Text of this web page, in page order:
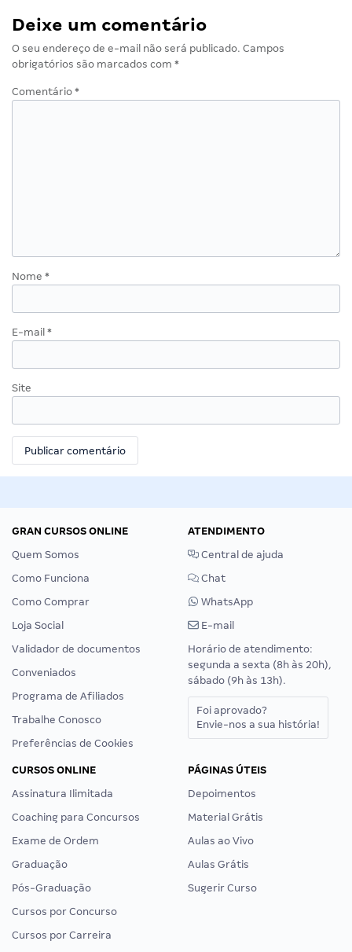
Deixe um comentário
O seu endereço de e-mail não será publicado. Campos
obrigatórios são marcados com *
Comentário *
Nome *
E-mail *
Site
GRAN CURSOS ONLINE
Quem Somos
Como Funciona
Como Comprar
Loja Social
Validador de documentos
Conveniados
Programa de Afiliados
Trabalhe Conosco
Preferências de Cookies
ATENDIMENTO
Central de ajuda
Chat
WhatsApp
E-mail
Horário de atendimento:
segunda a sexta (8h às 20h),
sábado (9h às 13h).
Foi aprovado?
Envie-nos a sua história!
CURSOS ONLINE
Assinatura Ilimitada
Coaching para Concursos
Exame de Ordem
Graduação
Pós-Graduação
Cursos por Concurso
Cursos por Carreira
PÁGINAS ÚTEIS
Depoimentos
Material Grátis
Aulas ao Vivo
Aulas Grátis
Sugerir Curso